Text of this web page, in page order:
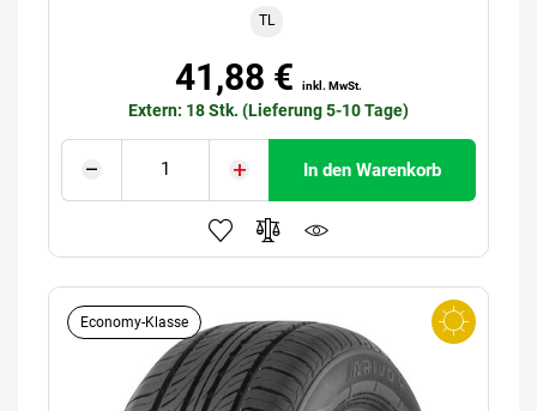
TL
41,88 € inkl. MwSt.
Extern: 18 Stk. (Lieferung 5-10 Tage)
In den Warenkorb
Economy-Klasse